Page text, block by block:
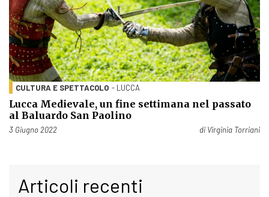
CULTURA E SPETTACOLO - LUCCA
Lucca Medievale, un fine settimana nel passato
al Baluardo San Paolino
Pubblicato il
3 Giugno 2022 di Virginia Torriani
Articoli recenti